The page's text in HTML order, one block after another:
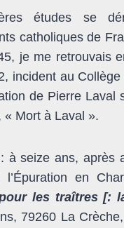
études se
catholiques de
je me retrouvais
incident au
de Pierre Laval
« Mort à Laval ».
à seize ans, après
l’Épuration en
les traîtres [:
79260 La